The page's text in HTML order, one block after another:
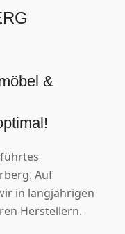
&
Auf
in langjährigen
Herstellern.